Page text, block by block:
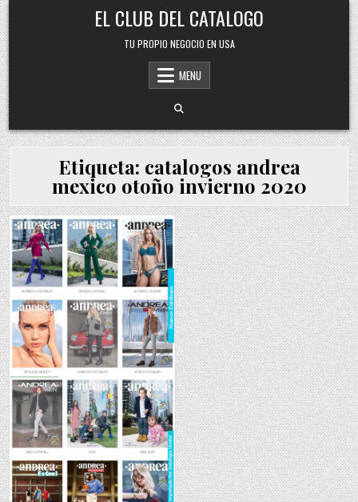
Skip
to
content
EL CLUB DEL CATALOGO
TU PROPIO NEGOCIO EN USA
MENU
Etiqueta: catalogos andrea
mexico otoño invierno 2020
Posted
in